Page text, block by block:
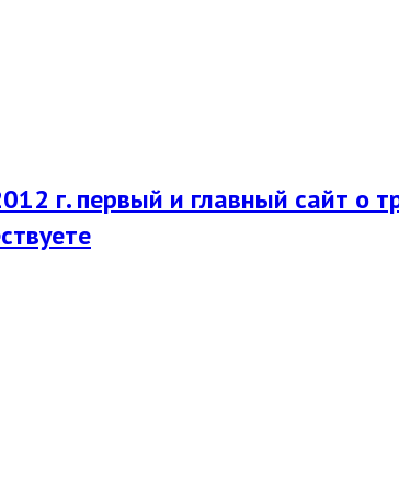
г. первый и главный сайт о